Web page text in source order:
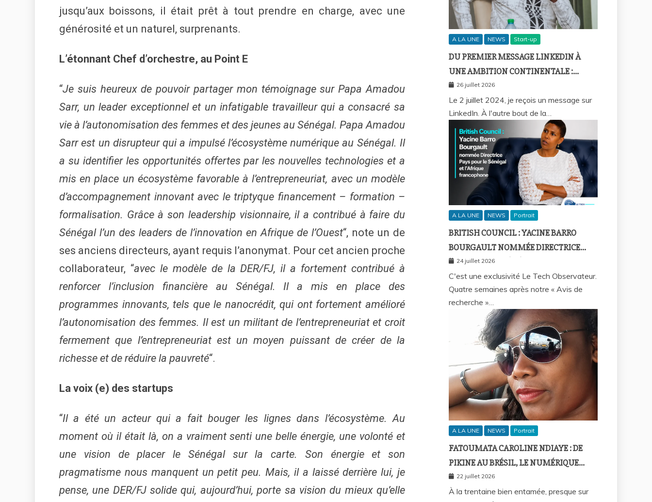
jusqu’aux boissons, il était prêt à tout prendre en charge, avec une
générosité et un naturel, surprenants.
L’étonnant Chef d’orchestre, au Point E
“Je suis heureux de pouvoir partager mon témoignage sur Papa Amadou
Sarr, un leader exceptionnel et un infatigable travailleur qui a consacré sa
vie à l’autonomisation des femmes et des jeunes au Sénégal. Papa Amadou
Sarr est un disrupteur qui a impulsé l’écosystème numérique au Sénégal. Il
a su identifier les opportunités offertes par les nouvelles technologies et a
mis en place un écosystème favorable à l’entrepreneuriat, avec un modèle
d’accompagnement innovant avec le triptyque financement – formation –
formalisation. Grâce à son leadership visionnaire, il a contribué à faire du
Sénégal l’un des leaders de l’innovation en Afrique de l’Ouest“, note un de
ses anciens directeurs, ayant requis l’anonymat. Pour cet ancien proche
collaborateur, “avec le modèle de la DER/FJ, il a fortement contribué à
renforcer l’inclusion financière au Sénégal. Il a mis en place des
programmes innovants, tels que le nanocrédit, qui ont fortement amélioré
l’autonomisation des femmes. Il est un militant de l’entrepreneuriat et croit
fermement que l’entrepreneuriat est un moyen puissant de créer de la
richesse et de réduire la pauvreté“.
La voix (e) des startups
“Il a été un acteur qui a fait bouger les lignes dans l’écosystème. Au
moment où il était là, on a vraiment senti une belle énergie, une volonté et
une vision de placer le Sénégal sur la carte. Son énergie et son
pragmatisme nous manquent un petit peu. Mais, il a laissé derrière lui, je
pense, une DER/FJ solide qui, aujourd’hui, porte sa vision du mieux qu’elle
A LA UNE NEWS Start-up
DU PREMIER MESSAGE LINKEDIN À
UNE AMBITION CONTINENTALE :
L’HISTOIRE CONTINUE AVEC BIRAHIM
FALL ET BICTORYS
26 juillet 2026
Le 2 juillet 2024, je reçois un message sur
LinkedIn. À l'autre bout de la…
A LA UNE NEWS Portrait
BRITISH COUNCIL : YACINE BARRO
BOURGAULT NOMMÉE DIRECTRICE
PAYS POUR LE SÉNÉGAL ET L’AFRIQUE
FRANCOPHONE
24 juillet 2026
C'est une exclusivité Le Tech Observateur.
Quatre semaines après notre « Avis de
recherche »…
A LA UNE NEWS Portrait
FATOUMATA CAROLINE NDIAYE : DE
PIKINE AU BRÉSIL, LE NUMÉRIQUE
COMME FIL D’UNE VIE SANS
FRONTIÈRES
22 juillet 2026
À la trentaine bien entamée, presque sur